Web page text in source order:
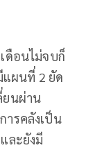
ดือนไม่จบก็
แผนที่ 2 ยัด
ยนผ่าน
ารคลังเป็น
ละยังมี